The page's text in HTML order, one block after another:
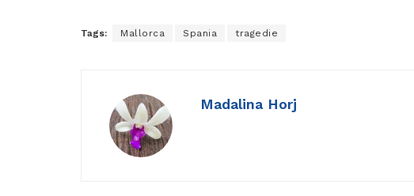
Tags: Mallorca Spania tragedie
Madalina Horj